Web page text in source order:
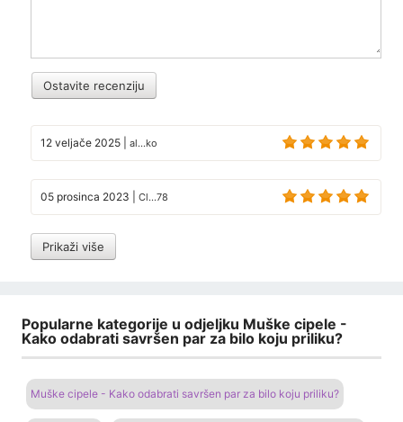
Ostavite recenziju
12 veljače 2025 al...ko
05 prosinca 2023 Cl...78
Prikaži više
Popularne kategorije u odjeljku Muške cipele -
Kako odabrati savršen par za bilo koju priliku?
Muške cipele - Kako odabrati savršen par za bilo koju priliku?